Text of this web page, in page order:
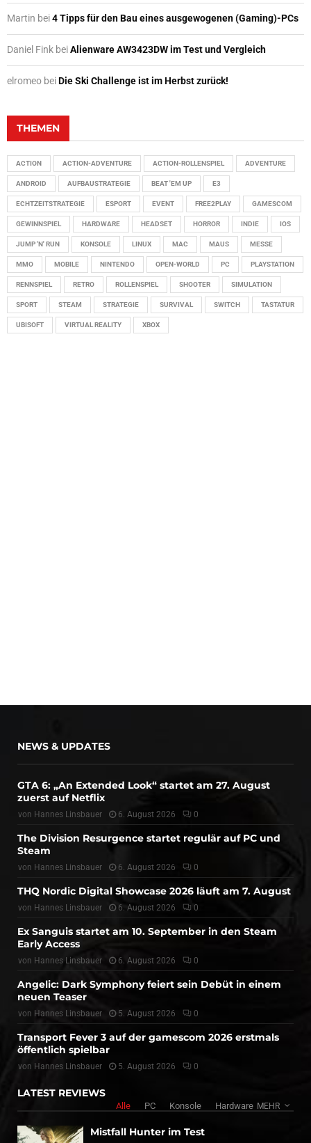
Martin bei4 Tipps für den Bau eines ausgewogenen (Gaming)-PCs
Daniel Fink beiAlienware AW3423DW im Test und Vergleich
elromeo beiDie Ski Challenge ist im Herbst zurück!
THEMEN
ACTION ACTION-ADVENTURE ACTION-ROLLENSPIEL ADVENTURE
ANDROID AUFBAUSTRATEGIE BEAT 'EM UP E3
ECHTZEITSTRATEGIE ESPORT EVENT FREE2PLAY GAMESCOM
GEWINNSPIEL HARDWARE HEADSET HORROR INDIE IOS
JUMP 'N' RUN KONSOLE LINUX MAC MAUS MESSE
MMO MOBILE NINTENDO OPEN-WORLD PC PLAYSTATION
RENNSPIEL RETRO ROLLENSPIEL SHOOTER SIMULATION
SPORT STEAM STRATEGIE SURVIVAL SWITCH TASTATUR
UBISOFT VIRTUAL REALITY XBOX
NEWS & UPDATES
GTA 6: „An Extended Look“ startet am 27. August
zuerst auf Netflix
von Hannes Linsbauer 6. August 2026 0
The Division Resurgence startet regulär auf PC und
Steam
von Hannes Linsbauer 6. August 2026 0
THQ Nordic Digital Showcase 2026 läuft am 7. August
von Hannes Linsbauer 6. August 2026 0
Ex Sanguis startet am 10. September in den Steam
Early Access
von Hannes Linsbauer 6. August 2026 0
Angelic: Dark Symphony feiert sein Debüt in einem
neuen Teaser
von Hannes Linsbauer 5. August 2026 0
Transport Fever 3 auf der gamescom 2026 erstmals
öffentlich spielbar
von Hannes Linsbauer 5. August 2026 0
LATEST REVIEWS
Alle PC Konsole Hardware MEHR
Mistfall Hunter im Test